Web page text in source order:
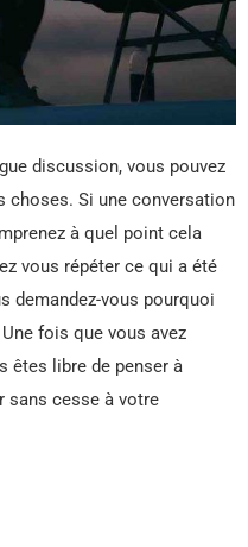
discussion, vous pouvez
choses. Si une conversation
à quel point cela
vous répéter ce qui a été
demandez-vous pourquoi
fois que vous avez
êtes libre de penser à
sans cesse à votre